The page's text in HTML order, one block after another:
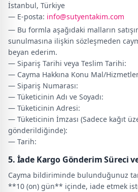
İstanbul, Türkiye
— E-posta: info@sutyentakim.com
— Bu formla aşağıdaki malların
sunulmasına ilişkin sözleşmeden
beyan ederim.
— Sipariş Tarihi veya Teslim Tarihi:
— Cayma Hakkına Konu Mal/
— Sipariş Numarası:
— Tüketicinin Adı ve Soyadı:
— Tüketicinin Adresi:
— Tüketicinin İmzası (Sadece kağıt
gönderildiğinde):
— Tarih:
5. İade Kargo Gönderim Süreci
Cayma bildiriminde bulunduğunuz
**10 (on) gün** içinde, iade etmek